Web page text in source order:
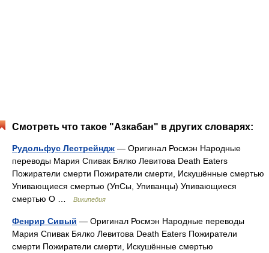
Смотреть что такое "Азкабан" в других словарях:
Рудольфус Лестрейндж — Оригинал Росмэн Народные
переводы Мария Спивак Бялко Левитова Death Eaters
Пожиратели смерти Пожиратели смерти, Искушённые смертью
Упивающиеся смертью (УпСы, Упиванцы) Упивающиеся
смертью О …
Википедия
Фенрир Сивый — Оригинал Росмэн Народные переводы
Мария Спивак Бялко Левитова Death Eaters Пожиратели
смерти Пожиратели смерти, Искушённые смертью